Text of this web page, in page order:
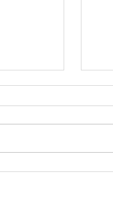
果を最大限
度を解説｜
表参道
程度は2〜3
プロ
だか
そ期